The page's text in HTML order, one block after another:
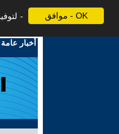
موافق - OK
أخبار عامة